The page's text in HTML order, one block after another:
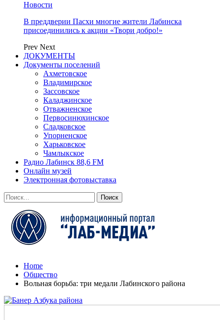
Новости
В преддверии Пасхи многие жители Лабинска
присоединились к акции «Твори добро!»
Prev Next
ДОКУМЕНТЫ
Документы поселений
Ахметовское
Владимирское
Зассовское
Каладжинское
Отважненское
Первосинюхинское
Сладковское
Упорненское
Харьковское
Чамлыкское
Радио Лабинск 88,6 FM
Онлайн музей
Электронная фотовыставка
Home
Общество
Вольная борьба: три медали Лабинского района